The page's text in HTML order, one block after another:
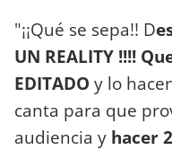
"¡¡Qué se sepa!! D
UN REALITY !!!!
EDITADO y lo
canta para que
audiencia y hacer